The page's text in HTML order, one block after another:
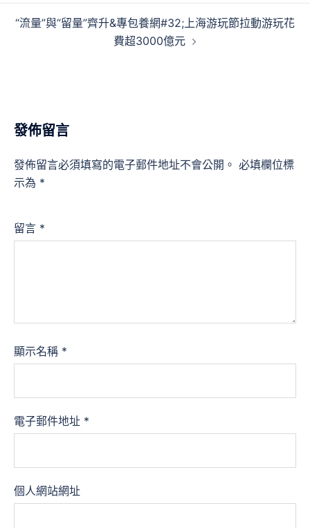
“流量”與“留量”齊升&專包養網#32;上海游玩節拉動游玩花
費超3000億元
發佈留言
發佈留言必須填寫的電子郵件地址不會公開。 必填欄位標
示為 *
留言 *
顯示名稱 *
電子郵件地址 *
個人網站網址